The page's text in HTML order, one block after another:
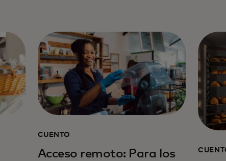
CUENTO
Acceso remoto: Para los